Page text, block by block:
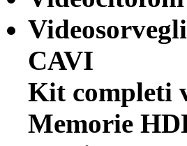
CAVI
Kit completi
Memorie